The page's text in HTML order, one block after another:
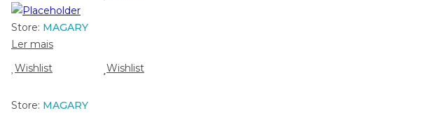
Store: MAGARY
Ler mais
Wishlist
Wishlist
Store: MAGARY